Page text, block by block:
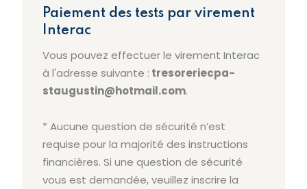
Paiement des tests par virement
Interac
Vous pouvez effectuer le virement Interac
à l'adresse suivante : tresoreriecpa-
staugustin@hotmail.com.
* Aucune question de sécurité n’est
requise pour la majorité des instructions
financières. Si une question de sécurité
vous est demandée, veuillez inscrire la